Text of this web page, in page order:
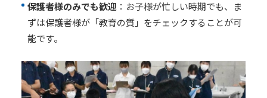
保護者様のみでも歓迎 ：お子様が忙しい時期でも、ま
ずは保護者様が「教育の質」をチェックすることが可
能です。